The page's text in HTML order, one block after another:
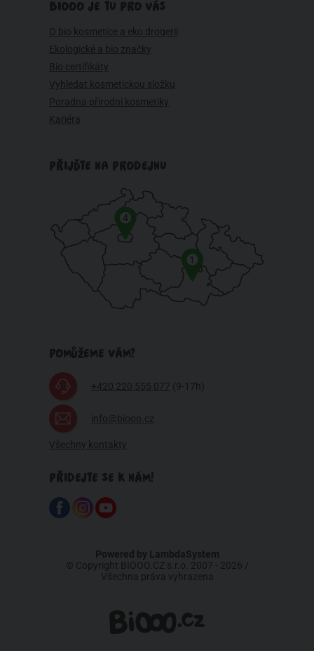
BIOOO JE TU PRO VÁS
O bio kosmetice a eko drogerii
Ekologické a bio značky
Bio certifikáty
Vyhledat kosmetickou složku
Poradna přírodní kosmetiky
Kariéra
PŘIJĎTE NA PRODEJNU
1
4
POMŮŽEME VÁM?
+420 220 555 077 (9-17h)
info@biooo.cz
Všechny kontakty
PŘIDEJTE SE K NÁM!
Powered by LambdaSystem
© Copyright BIOOO.CZ s.r.o. 2007 - 2026 /
Všechna práva vyhrazena